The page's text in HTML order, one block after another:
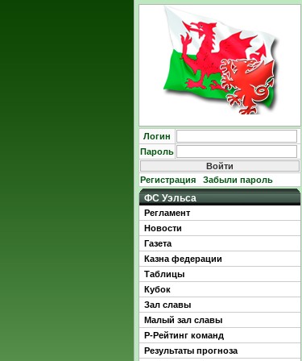
Логин
Пароль
Регистрация Забыли пароль
ФС Уэльса
Регламент
Новости
Газета
Казна федерации
Таблицы
Кубок
Зал славы
Малый зал славы
Р-Рейтинг команд
Результаты прогноза